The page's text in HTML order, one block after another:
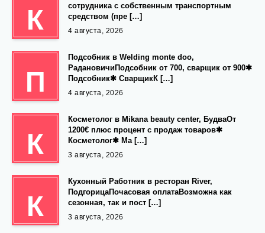
К
сотрудника с собственным транспортным
средством (пре […]
4 августа, 2026
П
Подсобник в Welding monte doo,
РадановичиПодсобник от 700, сварщик от 900✱
Подсобник✱ СварщикК […]
4 августа, 2026
К
Косметолог в Mikana beauty center, БудваОт
1200€ плюс процент с продаж товаров✱
Косметолог✱ Ма […]
3 августа, 2026
К
Кухонный Работник в ресторан River,
ПодгорицаПочасовая оплатаВозможна как
сезонная, так и пост […]
3 августа, 2026